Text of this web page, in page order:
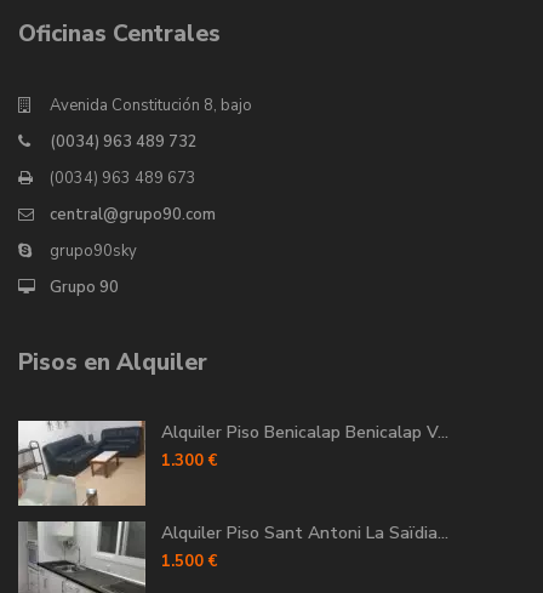
Oficinas Centrales
Avenida Constitución 8, bajo
(0034) 963 489 732
(0034) 963 489 673
central@grupo90.com
grupo90sky
Grupo 90
Pisos en Alquiler
Alquiler Piso Benicalap Benicalap V...
1.300 €
Alquiler Piso Sant Antoni La Saïdia...
1.500 €